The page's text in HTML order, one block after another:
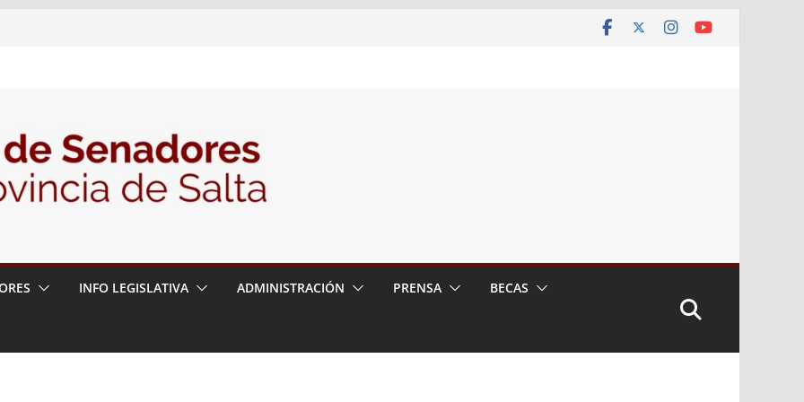
– 06/08/26 – Actividad de personas
– 06/08/26 – Solicitud de personal
Público Dr. Enrique Romero
INFO LEGISLATIVA ADMINISTRACIÓN PRENSA BECAS